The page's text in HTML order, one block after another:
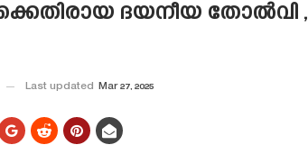
ദയനീയ തോൽവി
Last updated Mar 27, 2025